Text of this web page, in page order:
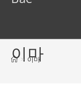
이마
> 이마